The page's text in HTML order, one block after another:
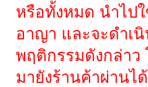
หรือทั้งหมด นำไป
อาญา และจะดำเ
พฤติกรรมดังกล่าว
มายังร้านค้าผ่านไ